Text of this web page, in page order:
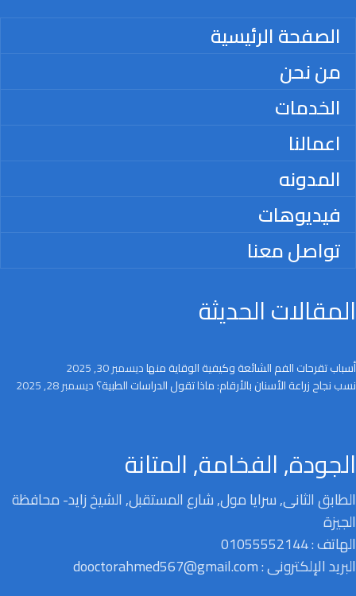
الصفحة الرئيسية
من نحن
الخدمات
اعمالنا
المدونه
فيديوهات
تواصل معنا
المقالات الحديثة
أسباب تقرحات الفم الشائعة وكيفية الوقاية منهاديسمبر 30, 2025
نسب نجاح زراعة الأسنان بالأرقام: ماذا تقول الدراسات الطبية؟ديسمبر 28, 2025
الجودة, الفخامة, المتانة
الطابق الثانى, سرايا مول, شارع المستقبل, الشيخ زايد- محافظة
الجيزة
الهاتف : 01055552144
البريد الإلكترونى : dooctorahmed567@gmail.com